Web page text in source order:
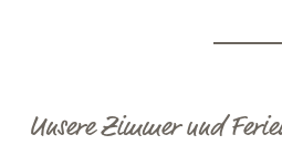
Unsere Zimmer und